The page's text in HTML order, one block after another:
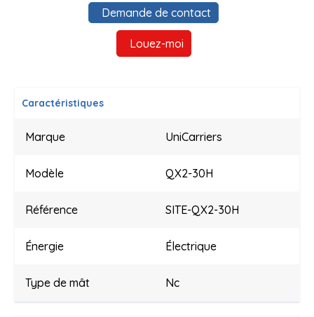
Demande de contact
Caractéristiques
Marque UniCarriers
Modèle QX2-30H
Référence SITE-QX2-30H
Énergie Électrique
Type de mât Nc
Louez-moi